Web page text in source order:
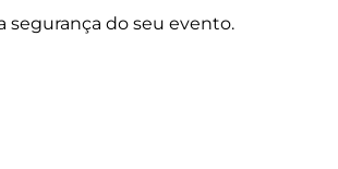
segurança do seu evento.